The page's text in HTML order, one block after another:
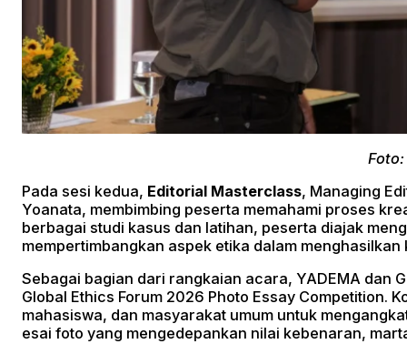
Pada sesi kedua, Editorial Masterclass, Managing
Yoanata, membimbing peserta memahami proses
berbagai studi kasus dan latihan, peserta diajak
mempertimbangkan aspek etika dalam
Sebagai bagian dari rangkaian acara, YADEMA dan
Global Ethics Forum 2026 Photo Essay Competition.
mahasiswa, dan masyarakat umum untuk
esai foto yang mengedepankan nilai kebenaran,